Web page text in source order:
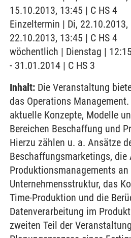
15.10.2013, 13:45 | C HS 4
Einzeltermin | Di, 22.10.2013,
22.10.2013, 13:45 | C HS 4
wöchentlich | Dienstag |
- 31.01.2014 | C HS 3
Inhalt: Die Veranstaltung
das Operations
aktuelle Konzepte, Modelle
Bereichen Beschaffung und
Hierzu zählen u. a. Ansätze
Beschaffungsmarketings, die
Produktionsmanagements an
Unternehmensstruktur, das
Time-Produktion und die
Datenverarbeitung im
zweiten Teil der